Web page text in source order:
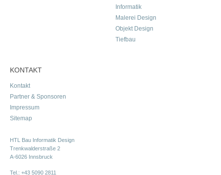
Informatik
Malerei Design
Objekt Design
Tiefbau
KONTAKT
Kontakt
Partner & Sponsoren
Impressum
Sitemap
HTL Bau Informatik Design
Trenkwalderstraße 2
A-6026 Innsbruck
Tel.: +43 5090 2811